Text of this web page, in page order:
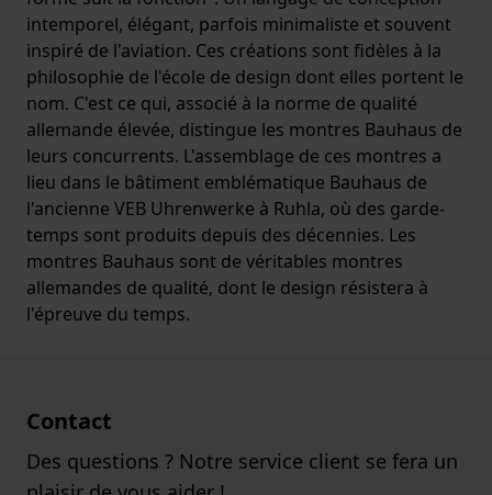
intemporel, élégant, parfois minimaliste et souvent
inspiré de l'aviation. Ces créations sont fidèles à la
philosophie de l'école de design dont elles portent le
nom. C'est ce qui, associé à la norme de qualité
allemande élevée, distingue les montres Bauhaus de
leurs concurrents. L'assemblage de ces montres a
lieu dans le bâtiment emblématique Bauhaus de
l'ancienne VEB Uhrenwerke à Ruhla, où des garde-
temps sont produits depuis des décennies. Les
montres Bauhaus sont de véritables montres
allemandes de qualité, dont le design résistera à
l'épreuve du temps.
Contact
Des questions ? Notre service client se fera un